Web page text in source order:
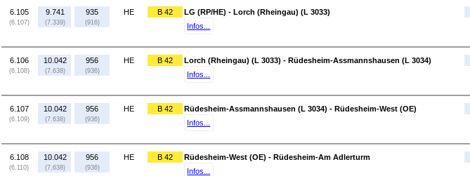
6.105
(6.107)
9.741
(7.339)
935
(916)
HE B 42
LG (RP/HE) - Lorch (Rheingau) (L 3033)
Infos...
6.106
(6.108)
10.042
(7.638)
956
(936)
HE B 42
Lorch (Rheingau) (L 3033) - Rüdesheim-Assmannshausen (L 3034)
Infos...
6.107
(6.109)
10.042
(7.638)
956
(936)
HE B 42
Rüdesheim-Assmannshausen (L 3034) - Rüdesheim-West (OE)
Infos...
6.108
(6.110)
10.042
(7.638)
956
(936)
HE B 42
Rüdesheim-West (OE) - Rüdesheim-Am Adlerturm
Infos...